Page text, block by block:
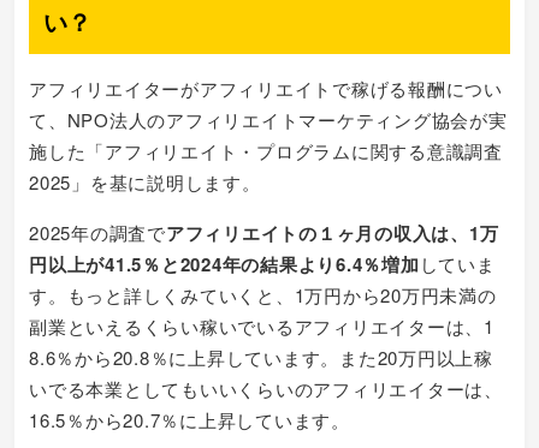
い？
アフィリエイターがアフィリエイトで稼げる報酬につい
て、NPO法人のアフィリエイトマーケティング協会が実
施した「アフィリエイト・プログラムに関する意識調査
2025」を基に説明します。
2025年の調査でアフィリエイトの１ヶ月の収入は、1万
円以上が41.5％と2024年の結果より6.4％増加 していま
す。もっと詳しくみていくと、1万円から20万円未満の
副業といえるくらい稼いでいるアフィリエイターは、1
8.6％から20.8％に上昇しています。また20万円以上稼
いでる本業としてもいいくらいのアフィリエイターは、
16.5％から20.7％に上昇しています。